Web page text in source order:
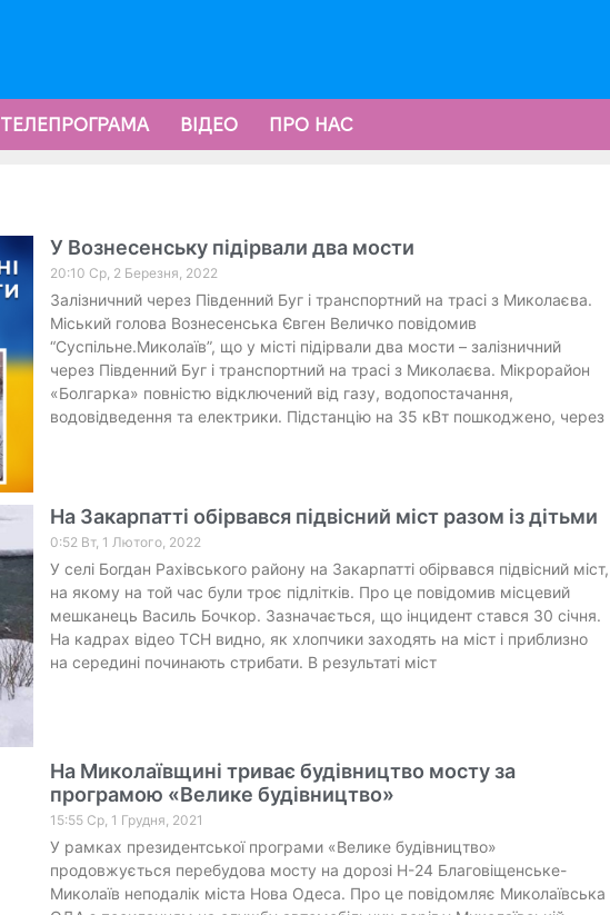
ТЕЛЕПРОГРАМА ВІДЕО ПРО НАС
У Вознесенську підірвали два мости
20:10 Ср, 2 Березня, 2022
Залізничний через Південний Буг і транспортний на трасі з Миколаєва.
Міський голова Вознесенська Євген Величко повідомив
“Суспільне.Миколаїв”, що у місті підірвали два мости – залізничний
через Південний Буг і транспортний на трасі з Миколаєва. Мікрорайон
«Болгарка» повністю відключений від газу, водопостачання,
водовідведення та електрики. Підстанцію на 35 кВт пошкоджено, через
На Закарпатті обірвався підвісний міст разом із дітьми
0:52 Вт, 1 Лютого, 2022
У селі Богдан Рахівського району на Закарпатті обірвався підвісний міст,
на якому на той час були троє підлітків. Про це повідомив місцевий
мешканець Василь Бочкор. Зазначається, що інцидент стався 30 січня.
На кадрах відео ТСН видно, як хлопчики заходять на міст і приблизно
на середині починають стрибати. В результаті міст
На Миколаївщині триває будівництво мосту за
програмою «Велике будівництво»
15:55 Ср, 1 Грудня, 2021
У рамках президентської програми «Велике будівництво»
продовжується перебудова мосту на дорозі Н-24 Благовіщенське-
Миколаїв неподалік міста Нова Одеса. Про це повідомляє Миколаївська